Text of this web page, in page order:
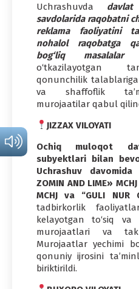
Uchrashuvda
savdolarida raqobatni
reklama faoliyatini
nohalol raqobatga
bog‘liq masalalar
o‘tkazilayotgan
qonunchilik
va shaffoflik
murojaatilar qabul
JIZZAX VILOYATI
Ochiq muloqot
subyektlari bilan
Uchrashuv davomida
ZOMIN AND LIME» MCHJ
MCHJ va
“GULI NUR
tadbirkorlik
kelayotgan to‘siq va
murojaatlari va
Murojaatlar yechimi
qonuniy ijrosini
biriktirildi.